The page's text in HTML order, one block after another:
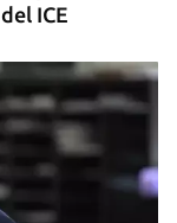
ICE